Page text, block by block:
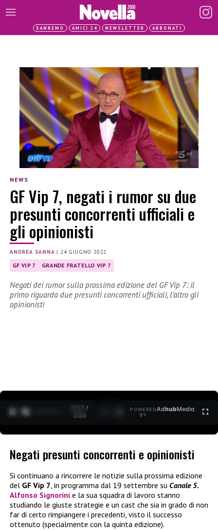
SANREMO AMICI 24 NEWSLETTER ABBONATI
NEWS
GF Vip 7, negati i rumor su due
presunti concorrenti ufficiali e
gli opinionisti
ANDREA SANNA |24 GIUGNO 2022
GF VIP 7 GRANDE FRATELLO VIP 7
Negati dei rumor sulla prossima edizione del GF Vip 7: il
primo riguarda due presunti concorrenti ufficiali, l’altro gli
opinionisti
0:27 /
3:35
POWERED
BY
AdhubMedia
Negati presunti concorrenti e opinionisti
Si continuano a rincorrere le notizie sulla prossima edizione
del GF Vip 7, in programma dal 19 settembre su Canale 5.
Alfonso Signorini e la sua squadra di lavoro stanno
studiando le giuste strategie e un cast che sia in grado di non
far di certo rimpiangere i precedenti, visto il successo
ottenuto (specialmente con la quinta edizione).